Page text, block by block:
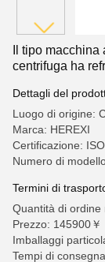
Il tipo
centrifuga ha
Dettagli del
Luogo di origine:
Marca: HEREXI
Certificazione:
Numero di
Termini di
Quantità di ordine
Prezzo: 145900￥
Imballaggi
Tempi di